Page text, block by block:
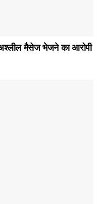
अश्लील मैसेज भेजने का आरोपी